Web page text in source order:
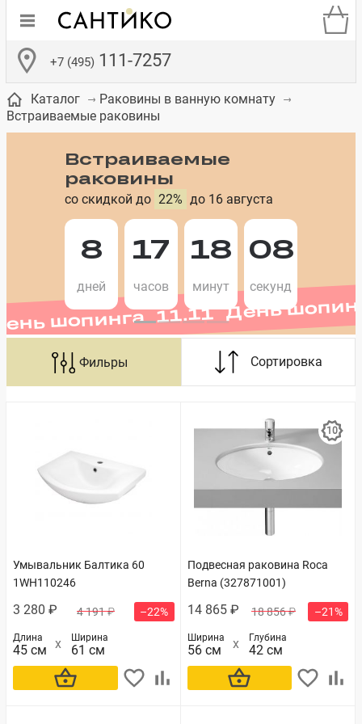
+7 (495) 111-7257
Бачки для
унитазов
Сиденья для
унитазов
Смесители для
встраиваемых
Зеркало-шкаф
Полки в ванную
комнату
Комоды в
ванную комнату
Каталог
Раковины в ванную комнату
Встраиваемые раковины
шопинга 11.11 День
Встраиваемые
раковины
со скидкой до 22% до 16 августа
8
дней
17
часов
18
минут
07
секунд
Умывальник Балтика 60
1WH110246
3 280 ₽ 4 191 ₽ –22%
Длина
45 см
Ширина
61 см
В корзину
Подвесная раковина Roca
Berna (327871001)
14 865 ₽ 18 856 ₽ –21%
Ширина
56 см
Глубина
42 см
В корзину